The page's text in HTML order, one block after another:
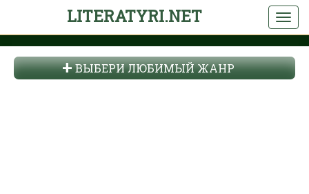
LITERATYRI.NET
ВЫБЕРИ ЛЮБИМЫЙ ЖАНР